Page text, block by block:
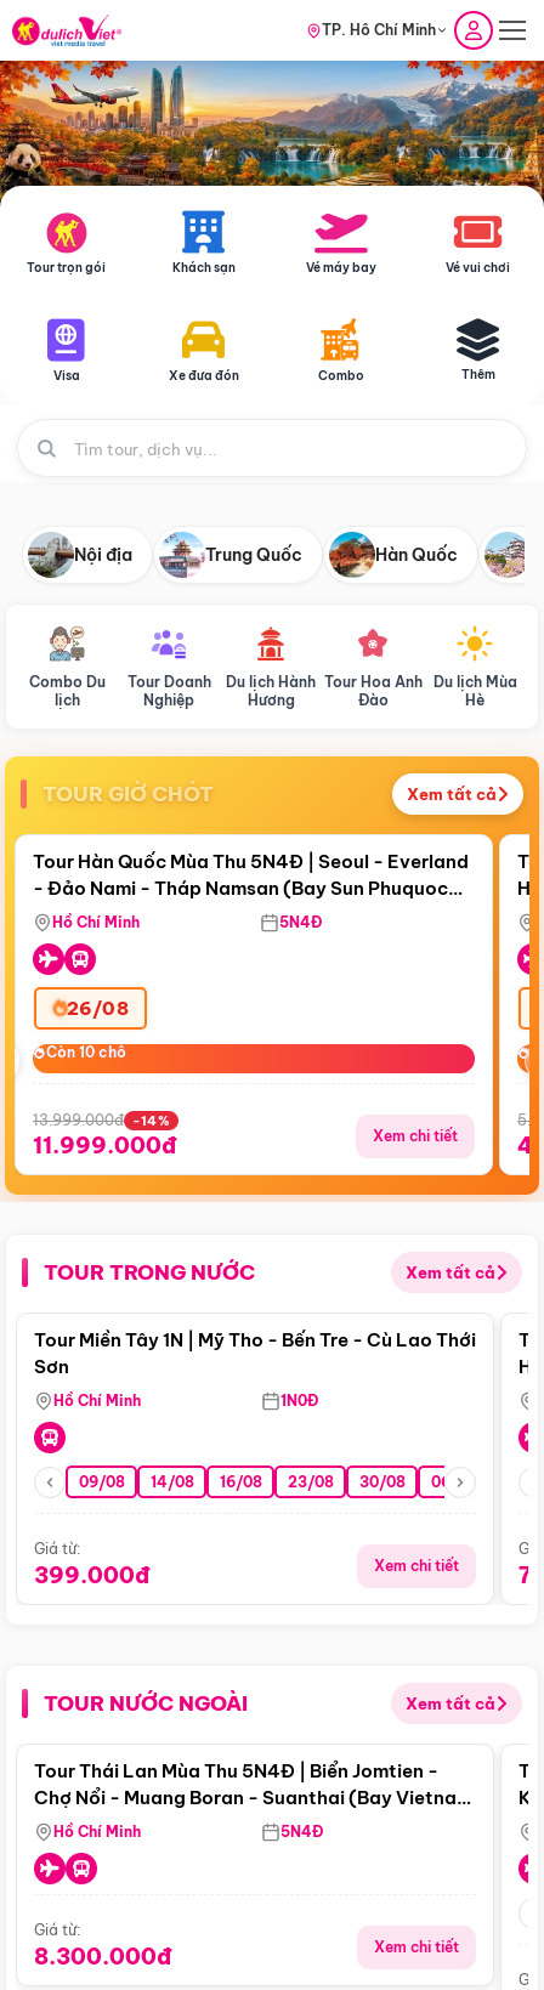
TP. Hồ Chí Minh
Tour trọn gói Khách sạn Vé máy bay Vé vui chơi
Visa Xe đưa đón Combo Thêm
Nội địa Trung Quốc Hàn Quốc
Combo Du
lịch
Tour Doanh
Nghiệp
Du lịch Hành
Hương
Tour Hoa Anh
Đào
Du lịch Mùa
Hè
TOUR GIỜ CHÓT Xem tất cả
Còn18 ngày 10:46:32
Bay Sun Phuquoc Airways
Điểm nổi bật
Tour Hàn Quốc Mùa Thu 5N4Đ | Seoul - Everland
- Đảo Nami - Tháp Namsan (Bay Sun Phuquoc
Airways)
Hồ Chí Minh 5N4Đ
26/08
Còn 10 chỗ
Còn 10 chỗ
13.999.000đ -14%
11.999.000đ Xem chi tiết
TOUR TRONG NƯỚC Xem tất cả
Điểm nổi bật
Tour Miền Tây 1N | Mỹ Tho - Bến Tre - Cù Lao Thới
Sơn
Hồ Chí Minh 1N0Đ
09/08 14/08 16/08 23/08 30/08 06/09 13/09
Giá từ:
399.000đ Xem chi tiết
TOUR NƯỚC NGOÀI Xem tất cả
Điểm nổi bật
Tour Thái Lan Mùa Thu 5N4Đ | Biển Jomtien -
Chợ Nổi - Muang Boran - Suanthai (Bay Vietnam
Airlines)
Hồ Chí Minh 5N4Đ
Giá từ:
8.300.000đ Xem chi tiết